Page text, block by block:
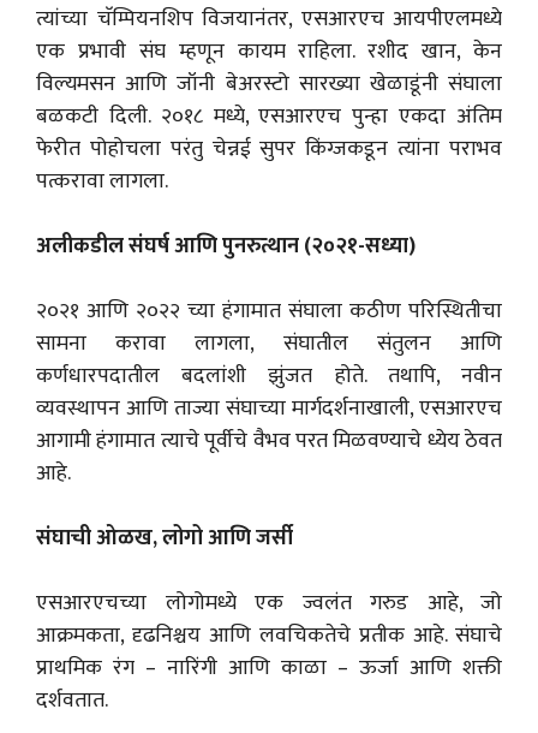
त्यांच्या चॅम्पियनशिप विजयानंतर, एसआरएच आयपीएलमध्ये
एक प्रभावी संघ म्हणून कायम राहिला. रशीद खान, केन
विल्यमसन आणि जॉनी बेअरस्टो सारख्या खेळाडूंनी संघाला
बळकटी दिली. २०१८ मध्ये, एसआरएच पुन्हा एकदा अंतिम
फेरीत पोहोचला परंतु चेन्नई सुपर किंग्जकडून त्यांना पराभव
पत्करावा लागला.
अलीकडील संघर्ष आणि पुनरुत्थान (२०२१-सध्या)
२०२१ आणि २०२२ च्या हंगामात संघाला कठीण परिस्थितीचा
सामना करावा लागला, संघातील संतुलन आणि
कर्णधारपदातील बदलांशी झुंजत होते. तथापि, नवीन
व्यवस्थापन आणि ताज्या संघाच्या मार्गदर्शनाखाली, एसआरएच
आगामी हंगामात त्याचे पूर्वीचे वैभव परत मिळवण्याचे ध्येय ठेवत
आहे.
संघाची ओळख, लोगो आणि जर्सी
एसआरएचच्या लोगोमध्ये एक ज्वलंत गरुड आहे, जो
आक्रमकता, दृढनिश्चय आणि लवचिकतेचे प्रतीक आहे. संघाचे
प्राथमिक रंग – नारिंगी आणि काळा – ऊर्जा आणि शक्ती
दर्शवतात.